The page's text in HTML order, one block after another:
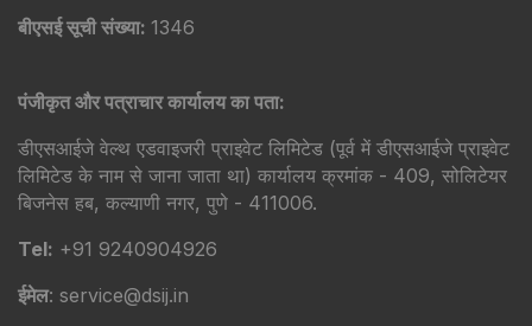
बीएसई सूची संख्या: 1346
पंजीकृत और पत्राचार कार्यालय का पता:
डीएसआईजे वेल्थ एडवाइजरी प्राइवेट लिमिटेड (पूर्व में डीएसआईजे प्राइवेट
लिमिटेड के नाम से जाना जाता था) कार्यालय क्रमांक - 409, सोलिटेयर
बिजनेस हब, कल्याणी नगर, पुणे - 411006.
Tel: +91 9240904926
ईमेल: service@dsij.in